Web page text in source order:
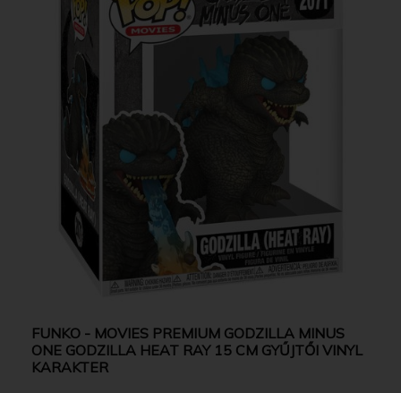
FUNKO - MOVIES PREMIUM GODZILLA MINUS
ONE GODZILLA HEAT RAY 15 CM GYŰJTŐI VINYL
KARAKTER